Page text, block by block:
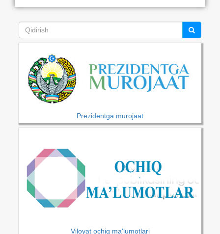
Prezidentga murojaat
Viloyat ochiq ma'lumotlari